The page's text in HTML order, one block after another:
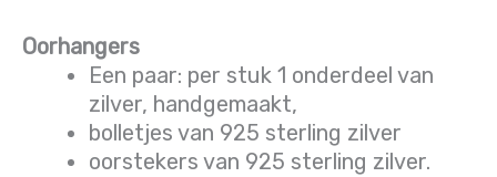
Oorhangers
Een paar: per stuk 1 onderdeel van
zilver, handgemaakt,
bolletjes van 925 sterling zilver
oorstekers van 925 sterling zilver.